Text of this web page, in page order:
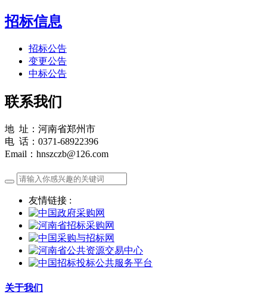
招标信息
招标公告
变更公告
中标公告
联系我们
地 址：河南省郑州市
电 话：0371-68922396
Email：hnszczb@126.com
友情链接 :
关于我们